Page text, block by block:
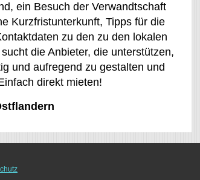
ein Besuch der Verwandtschaft
Kurzfristunterkunft, Tipps für die
zu den zu den lokalen
die Anbieter, die unterstützen,
und aufregend zu gestalten und
direkt mieten!